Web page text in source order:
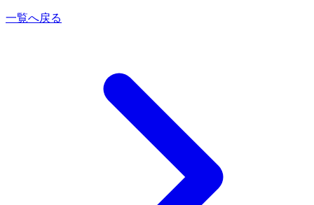
一覧へ戻る